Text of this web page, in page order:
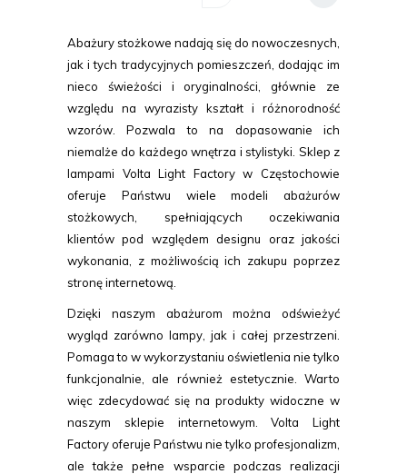
Abażury stożkowe nadają się do nowoczesnych,
jak i tych tradycyjnych pomieszczeń, dodając im
nieco świeżości i oryginalności, głównie ze
względu na wyrazisty kształt i różnorodność
wzorów. Pozwala to na dopasowanie ich
niemalże do każdego wnętrza i stylistyki. Sklep z
lampami Volta Light Factory w Częstochowie
oferuje Państwu wiele modeli abażurów
stożkowych, spełniających oczekiwania
klientów pod względem designu oraz jakości
wykonania, z możliwością ich zakupu poprzez
stronę internetową.
Dzięki naszym abażurom można odświeżyć
wygląd zarówno lampy, jak i całej przestrzeni.
Pomaga to w wykorzystaniu oświetlenia nie tylko
funkcjonalnie, ale również estetycznie. Warto
więc zdecydować się na produkty widoczne w
naszym sklepie internetowym. Volta Light
Factory oferuje Państwu nie tylko profesjonalizm,
ale także pełne wsparcie podczas realizacji